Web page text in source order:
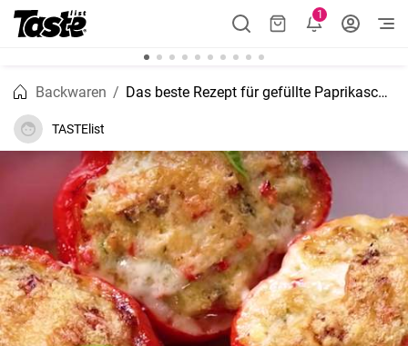
1
Backwaren Das beste Rezept für gefüllte Paprikaschoten mit Fleisch
TASTElist